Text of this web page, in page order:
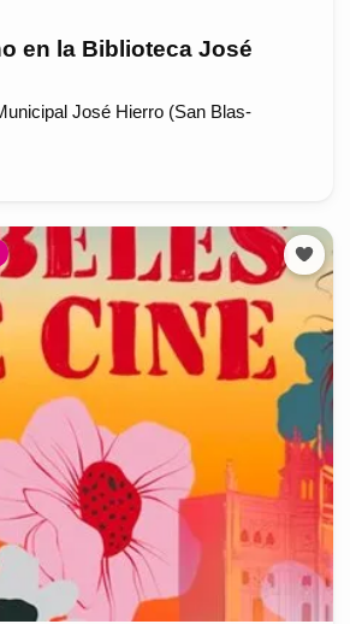
en la Biblioteca José
José Hierro (San Blas-